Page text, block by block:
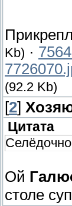
Kb) ·
(92.2 Kb)
[2]
Цитата
Ой
столе